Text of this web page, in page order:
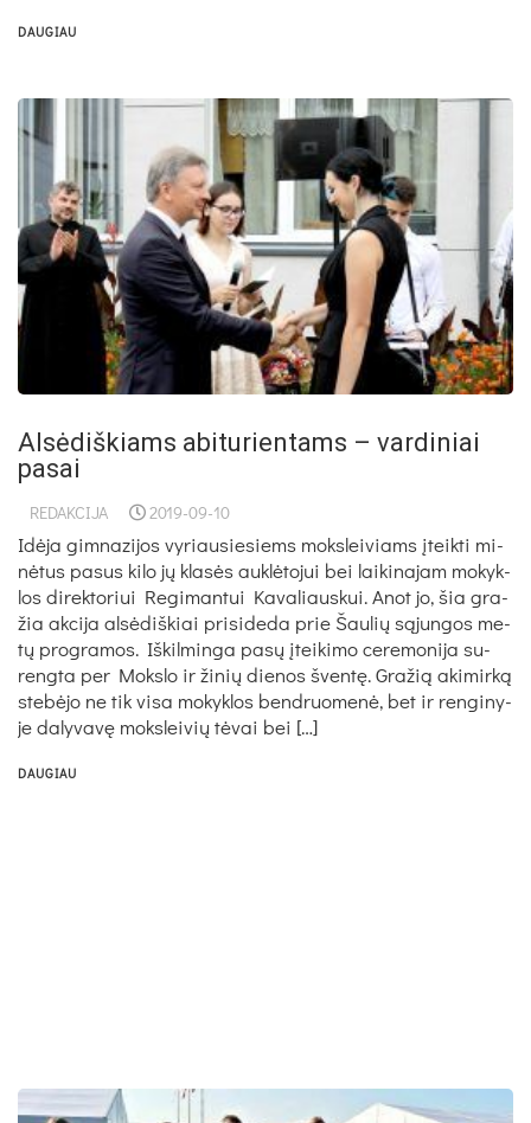
DAUGIAU
Alsėdiškiams abiturientams – vardiniai
pasai
REDAKCIJA 2019-09-10
Idė­ja gim­na­zi­jos vy­riau­sie­siems moks­lei­viams įteik­ti mi­
nė­tus pa­sus ki­lo jų kla­sės auk­lė­to­jui bei lai­ki­na­jam mo­kyk­
los di­rek­to­riui Re­gi­man­tui Ka­va­liaus­kui. Anot jo, šia gra­
žia ak­ci­ja al­sė­diš­kiai pri­si­de­da prie Šau­lių są­jun­gos me­
tų pro­gra­mos. Iš­kil­min­ga pa­sų įtei­ki­mo ce­re­mo­ni­ja su­
reng­ta per Moks­lo ir ži­nių die­nos šven­tę. Gra­žią aki­mir­ką
ste­bė­jo ne tik vi­sa mo­kyk­los bend­ruo­me­nė, bet ir ren­gi­ny­
je da­ly­va­vę moks­lei­vių tė­vai bei […]
DAUGIAU